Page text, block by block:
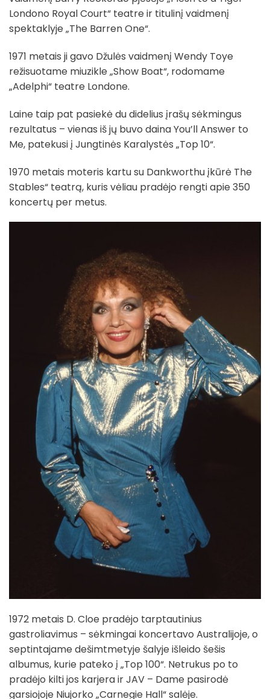
Londono Royal Court“ teatre ir titulinį vaidmenį
spektaklyje „The Barren One“.
1971 metais ji gavo Džulės vaidmenį Wendy Toye
režisuotame miuzikle „Show Boat“, rodomame
„Adelphi“ teatre Londone.
Laine taip pat pasiekė du didelius įrašų sėkmingus
rezultatus – vienas iš jų buvo daina You’ll Answer to
Me, patekusi į Jungtinės Karalystės „Top 10“.
1970 metais moteris kartu su Dankworthu įkūrė The
Stables“ teatrą, kuris vėliau pradėjo rengti apie 350
koncertų per metus.
1972 metais D. Cloe pradėjo tarptautinius
gastroliavimus – sėkmingai koncertavo Australijoje, o
septintajame dešimtmetyje šalyje išleido šešis
albumus, kurie pateko į „Top 100“. Netrukus po to
pradėjo kilti jos karjera ir JAV – Dame pasirodė
garsiojoje Niujorko „Carnegie Hall“ salėje.